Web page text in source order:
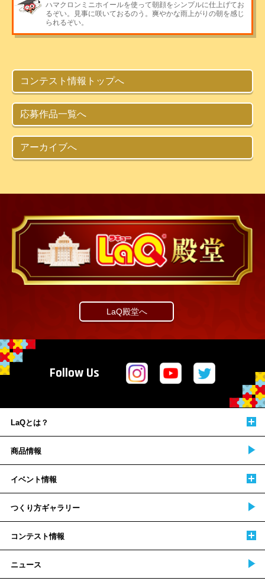
ハマクロンミニホイールを使って朝顔をシンプルに仕上げてお
るぞい。見事に咲いておるのう。爽やかな雨上がりの朝を感じ
られるぞい。
コンテスト情報トップへ
応募作品一覧へ
アーカイブへ
LaQ殿堂へ
Follow Us
LaQとは？
商品情報
イベント情報
つくり方ギャラリー
コンテスト情報
ニュース